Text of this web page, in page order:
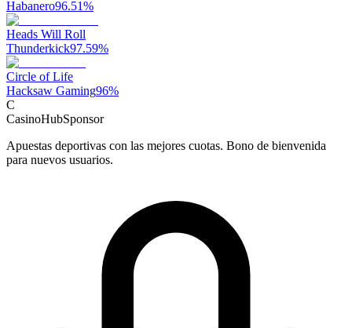
Habanero96.51%
Heads Will Roll
Thunderkick97.59%
Circle of Life
Hacksaw Gaming96%
C
CasinoHubSponsor
Apuestas deportivas con las mejores cuotas. Bono de bienvenida
para nuevos usuarios.